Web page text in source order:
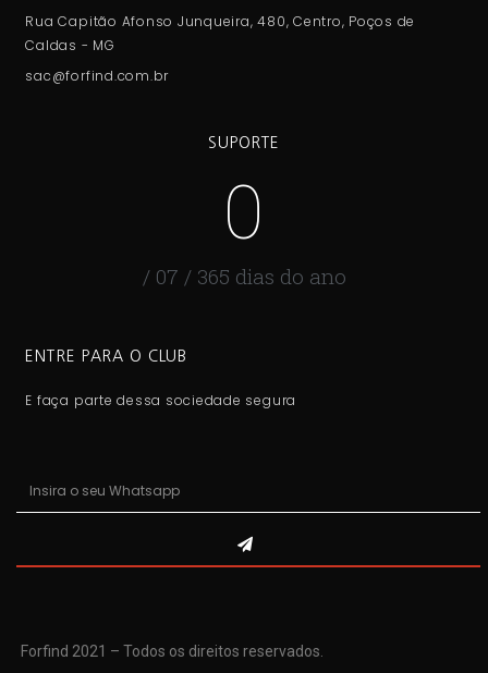
Rua Capitão Afonso Junqueira, 480, Centro, Poços de
Caldas - MG
sac@forfind.com.br
SUPORTE
0
/ 07 / 365 dias do ano
ENTRE PARA O CLUB
E faça parte dessa sociedade segura
Forfind 2021 – Todos os direitos reservados.